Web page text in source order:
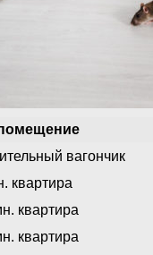
вагончик
квартира
квартира
квартира